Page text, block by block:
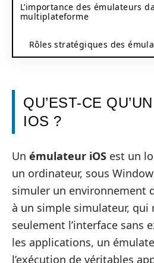
L’importance des émulateurs
multiplateforme
Rôles stratégiques des
QU’EST-CE
IOS ?
Un émulateur iOS est un
un ordinateur, sous
simuler un environnement
à un simple simulateur,
seulement l’interface sans
les applications, un
l’exécution de véritables